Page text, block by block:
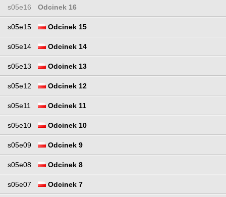
s05e16 Odcinek 16
s05e15 Odcinek 15
s05e14 Odcinek 14
s05e13 Odcinek 13
s05e12 Odcinek 12
s05e11 Odcinek 11
s05e10 Odcinek 10
s05e09 Odcinek 9
s05e08 Odcinek 8
s05e07 Odcinek 7